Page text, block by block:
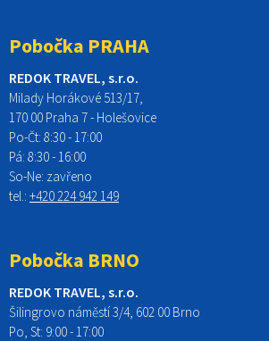
Pobočka PRAHA
REDOK TRAVEL, s.r.o.
Milady Horákové 513/17,
170 00 Praha 7 - Holešovice
Po-Čt: 8:30 - 17:00
Pá: 8:30 - 16:00
So-Ne: zavřeno
tel.: +420 224 942 149
Pobočka BRNO
REDOK TRAVEL, s.r.o.
Šilingrovo náměstí 3/4, 602 00 Brno
Po, St: 9:00 - 17:00